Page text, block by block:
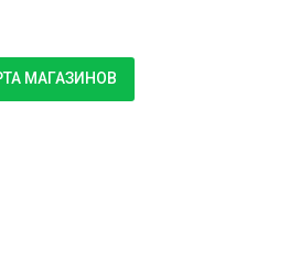
МАГАЗИНОВ